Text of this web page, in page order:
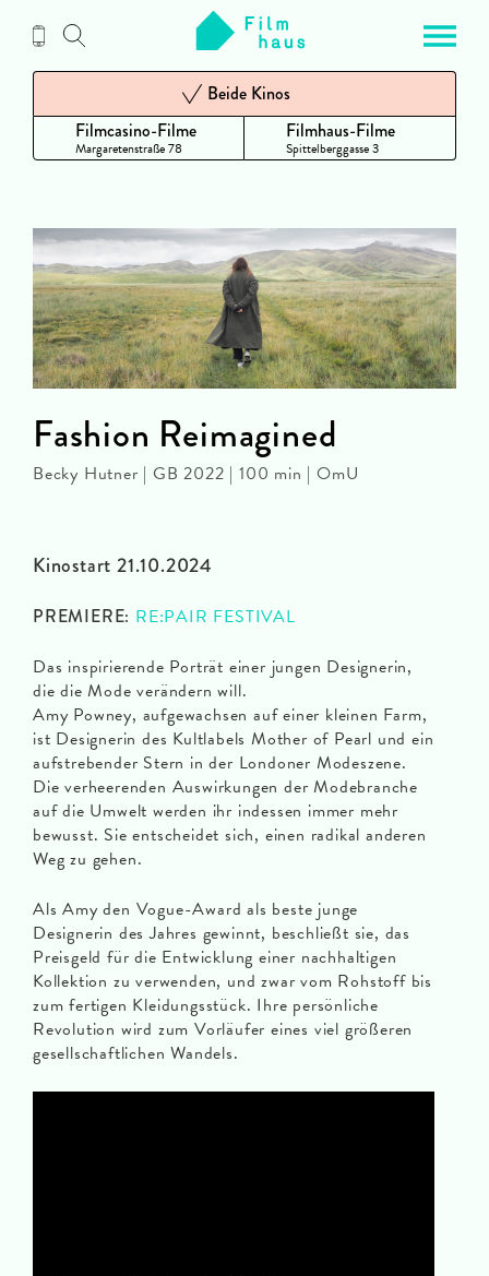
Inhalt
Filmcasino-Filme
Margaretenstraße 78
Beide Kinos
Filmhaus-Filme
Spittelberggasse 3
Kinostart 21.10.2024
PREMIERE: RE:PAIR FESTIVAL
Das inspirierende Porträt einer jungen Designerin,
die die Mode verändern will.
Amy Powney, aufgewachsen auf einer kleinen Farm,
ist Designerin des Kultlabels Mother of Pearl und ein
aufstrebender Stern in der Londoner Modeszene.
Die verheerenden Auswirkungen der Modebranche
auf die Umwelt werden ihr indessen immer mehr
bewusst. Sie entscheidet sich, einen radikal anderen
Weg zu gehen.
Als Amy den Vogue-Award als beste junge
Designerin des Jahres gewinnt, beschließt sie, das
Preisgeld für die Entwicklung einer nachhaltigen
Kollektion zu verwenden, und zwar vom Rohstoff bis
zum fertigen Kleidungsstück. Ihre persönliche
Revolution wird zum Vorläufer eines viel größeren
gesellschaftlichen Wandels.
Fashion Reimagined
Becky Hutner | GB 2022 | 100 min | OmU